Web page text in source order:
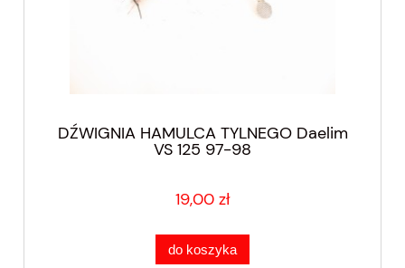
DŹWIGNIA HAMULCA TYLNEGO Daelim
VS 125 97-98
19,00 zł
do koszyka